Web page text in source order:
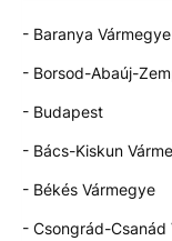
- Baranya Vármegye
- Borsod-Abaúj-
- Budapest
- Bács-Kiskun
- Békés Vármegye
- Csongrád-Csanád